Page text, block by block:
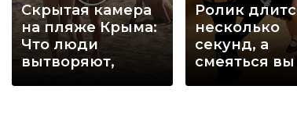
Скрытая камера
на пляже Крыма:
Что люди
вытворяют,
Ролик
несколько
секунд, а
смеяться вы